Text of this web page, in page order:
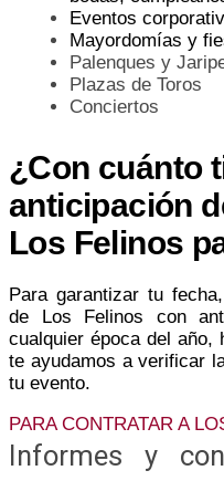
Eventos
Mayordomías y
Palenques y
Plazas de Toros
Conciertos
¿Con cuánto
anticipación
Los Felinos
Para garantizar tu
de Los Felinos con
cualquier época del
te ayudamos a verificar
tu evento.
PARA CONTRATAR A
Informes y